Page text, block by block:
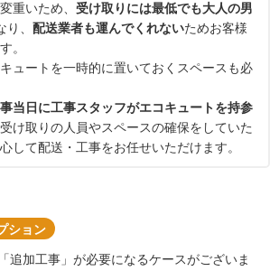
重いため、 受け取りには最低でも大人の男
、 配送業者も運んでくれないためお客様
。
ュートを一時的に置いておくスペースも必
当日に工事スタッフがエコキュートを持参
け取りの人員やスペースの確保をしていた
して配送・工事をお任せいただけます。
ション
追加工事」が必要になるケースがございま